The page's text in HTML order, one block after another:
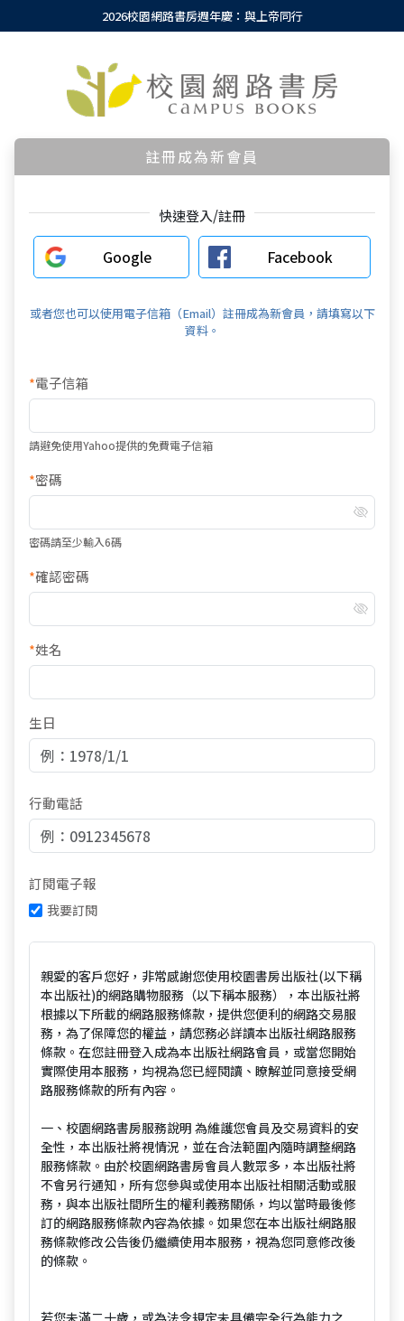
2026校園網路書房週年慶：與上帝同行
註冊成為新會員
快速登入/註冊
Google Facebook
或者您也可以使用電子信箱（Email）註冊成為新會員，請填寫以下
資料。
*電子信箱
請避免使用Yahoo提供的免費電子信箱
*密碼
密碼請至少輸入6碼
*確認密碼
*姓名
生日
行動電話
訂閱電子報
我要訂閱